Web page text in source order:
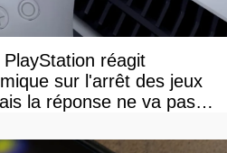
réagit
sur l'arrêt des jeux
la réponse ne va pas